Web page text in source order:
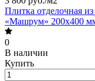
Плитка отделочная
«Машрум» 200х400
0
В наличии
Купить